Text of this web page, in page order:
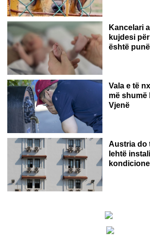
Kancelari
kujdesi
është punë
Vala e të
më shumë
Vjenë
Austria do
lehtë